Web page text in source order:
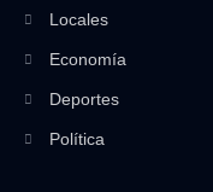
Locales
Economía
Deportes
Política